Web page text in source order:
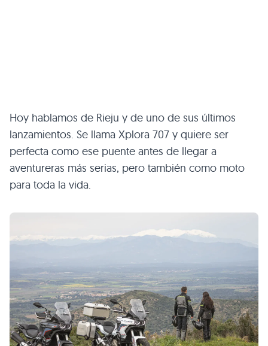
Hoy hablamos de Rieju y de uno de sus últimos
lanzamientos. Se llama Xplora 707 y quiere ser
perfecta como ese puente antes de llegar a
aventureras más serias, pero también como moto
para toda la vida.